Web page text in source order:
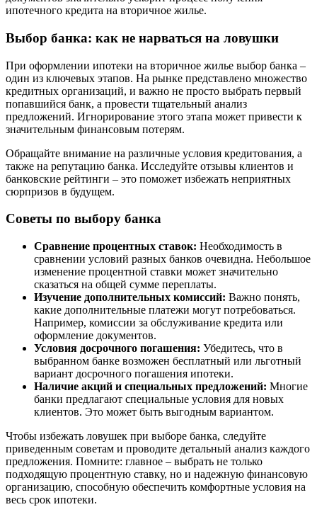
ипотечного кредита на вторичное жилье.
Выбор банка: как не нарваться на ловушки
При оформлении ипотеки на вторичное жилье выбор банка –
один из ключевых этапов. На рынке представлено множество
кредитных организаций, и важно не просто выбрать первый
попавшийся банк, а провести тщательный анализ
предложений. Игнорирование этого этапа может привести к
значительным финансовым потерям.
Обращайте внимание на различные условия кредитования, а
также на репутацию банка. Исследуйте отзывы клиентов и
банковские рейтинги – это поможет избежать неприятных
сюрпризов в будущем.
Советы по выбору банка
Сравнение процентных ставок: Необходимость в
сравнении условий разных банков очевидна. Небольшое
изменение процентной ставки может значительно
сказаться на общей сумме переплаты.
Изучение дополнительных комиссий: Важно понять,
какие дополнительные платежи могут потребоваться.
Например, комиссии за обслуживание кредита или
оформление документов.
Условия досрочного погашения: Убедитесь, что в
выбранном банке возможен бесплатный или льготный
вариант досрочного погашения ипотеки.
Наличие акций и специальных предложений: Многие
банки предлагают специальные условия для новых
клиентов. Это может быть выгодным вариантом.
Чтобы избежать ловушек при выборе банка, следуйте
приведенным советам и проводите детальный анализ каждого
предложения. Помните: главное – выбрать не только
подходящую процентную ставку, но и надежную финансовую
организацию, способную обеспечить комфортные условия на
весь срок ипотеки.